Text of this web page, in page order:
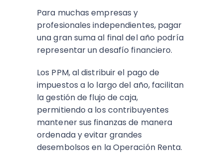
Para muchas empresas y
profesionales independientes, pagar
una gran suma al final del año podría
representar un desafío financiero.
Los PPM, al distribuir el pago de
impuestos a lo largo del año, facilitan
la gestión de flujo de caja,
permitiendo a los contribuyentes
mantener sus finanzas de manera
ordenada y evitar grandes
desembolsos en la Operación Renta.